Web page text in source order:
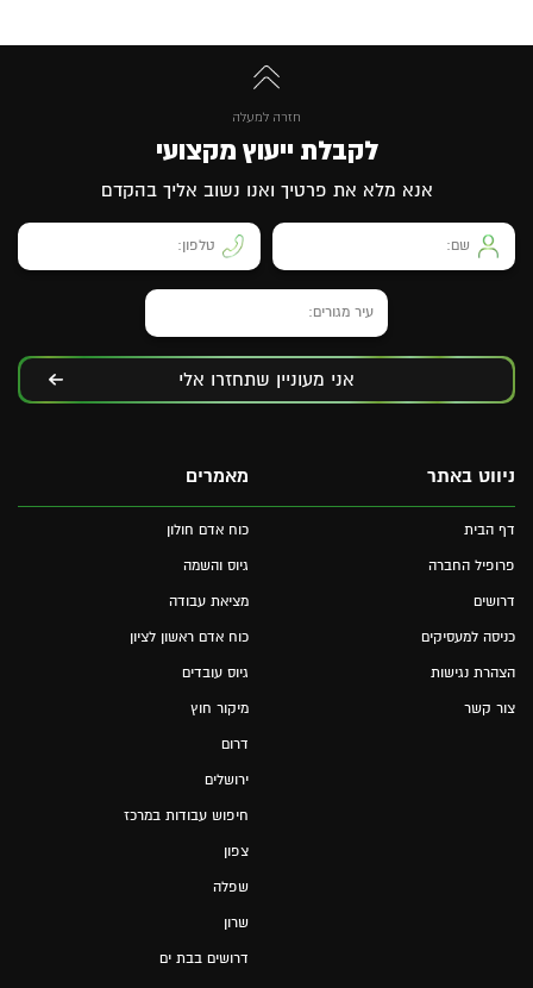
חזרה למעלה
לקבלת ייעוץ מקצועי
אנא מלא את פרטיך ואנו נשוב אליך בהקדם
אני מעוניין שתחזרו אלי
ניווט באתר
דף הבית
פרופיל החברה
דרושים
כניסה למעסיקים
הצהרת נגישות
צור קשר
מאמרים
כוח אדם חולון
גיוס והשמה
מציאת עבודה
כוח אדם ראשון לציון
גיוס עובדים
מיקור חוץ
דרום
ירושלים
חיפוש עבודות במרכז
צפון
שפלה
שרון
דרושים בבת ים